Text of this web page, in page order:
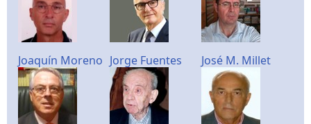
Joaquín Moreno Jorge Fuentes José M. Millet